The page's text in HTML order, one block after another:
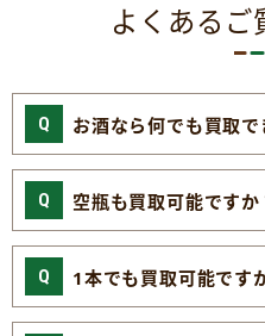
よくあるご
お酒なら何でも買取で
空瓶も買取可能ですか
1本でも買取可能です